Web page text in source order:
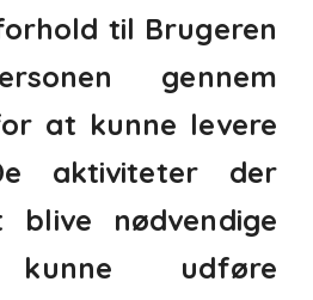
til Brugeren
gennem
at kunne levere
aktiviteter der
nødvendige
udføre